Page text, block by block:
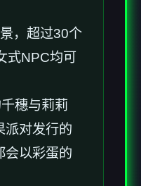
，超过30个
式NPC均可
穗与莉莉
派对发行的
会以彩蛋的